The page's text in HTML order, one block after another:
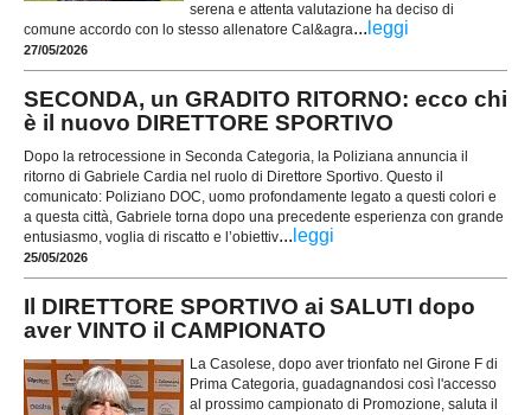
serena e attenta valutazione ha deciso di
comune accordo con lo stesso allenatore Cal&agra... leggi
27/05/2026
SECONDA, un GRADITO RITORNO: ecco chi
è il nuovo DIRETTORE SPORTIVO
Dopo la retrocessione in Seconda Categoria, la Poliziana annuncia il
ritorno di Gabriele Cardia nel ruolo di Direttore Sportivo. Questo il
comunicato: Poliziano DOC, uomo profondamente legato a questi colori e
a questa città, Gabriele torna dopo una precedente esperienza con grande
entusiasmo, voglia di riscatto e l’obiettiv... leggi
25/05/2026
Il DIRETTORE SPORTIVO ai SALUTI dopo
aver VINTO il CAMPIONATO
La Casolese, dopo aver trionfato nel Girone F di
Prima Categoria, guadagnandosi così l'accesso
al prossimo campionato di Promozione, saluta il